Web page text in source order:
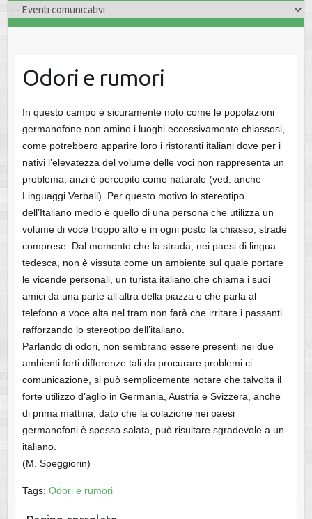
Odori e rumori
In questo campo è sicuramente noto come le popolazioni
germanofone non amino i luoghi eccessivamente chiassosi,
come potrebbero apparire loro i ristoranti italiani dove per i
nativi l’elevatezza del volume delle voci non rappresenta un
problema, anzi è percepito come naturale (ved. anche
Linguaggi Verbali). Per questo motivo lo stereotipo
dell’Italiano medio è quello di una persona che utilizza un
volume di voce troppo alto e in ogni posto fa chiasso, strade
comprese. Dal momento che la strada, nei paesi di lingua
tedesca, non è vissuta come un ambiente sul quale portare
le vicende personali, un turista italiano che chiama i suoi
amici da una parte all’altra della piazza o che parla al
telefono a voce alta nel tram non farà che irritare i passanti
rafforzando lo stereotipo dell’italiano.
Parlando di odori, non sembrano essere presenti nei due
ambienti forti differenze tali da procurare problemi ci
comunicazione, si può semplicemente notare che talvolta il
forte utilizzo d’aglio in Germania, Austria e Svizzera, anche
di prima mattina, dato che la colazione nei paesi
germanofoni è spesso salata, può risultare sgradevole a un
italiano.
(M. Speggiorin)
Tags: Odori e rumori